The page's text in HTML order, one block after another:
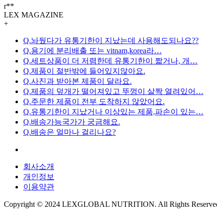
r**
LEX MAGAZINE
+
Q.놔뒀다가 유통기한이 지났는데 사용해도되나요??
Q.용기에 분리배출 또는 vitnam,korea라…
Q.세트상품이 더 저렴한데 유통기한이 짧거나, 개…
Q.제품이 절반밖에 들어있지않아요.
Q.사진과 받아본 제품이 달라요.
Q.제품의 덮개가 떨어져있고 뚜껑이 살짝 열려있어…
Q.주문한 제품이 전부 도착하지 않았어요.
Q.유통기한이 지났거나 이상있는 제품,파손이 있는…
Q.배송가능국가가 궁금해요.
Q.배송은 얼마나 걸리나요?
회사소개
개인정보
이용약관
Copyright © 2024 LEXGLOBAL NUTRITION. All Rights